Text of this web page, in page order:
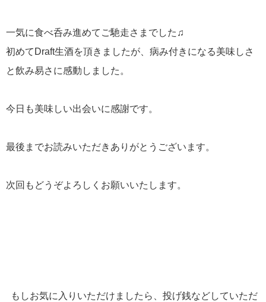
一気に食べ呑み進めてご馳走さまでした♫
初めてDraft生酒を頂きましたが、病み付きになる美味しさ
と飲み易さに感動しました。
今日も美味しい出会いに感謝です。
最後までお読みいただきありがとうございます。
次回もどうぞよろしくお願いいたします。
もしお気に入りいただけましたら、投げ銭などしていただ